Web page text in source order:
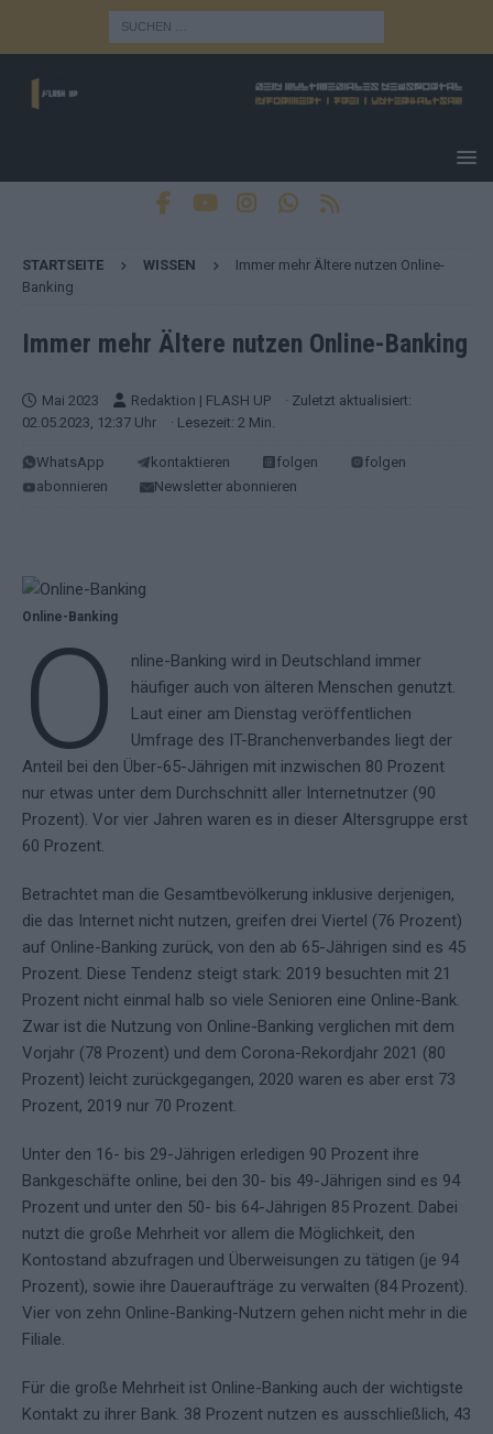
STARTSEITE WISSEN
Immer mehr Ältere nutzen Online-
Banking
Immer mehr Ältere nutzen Online-Banking
Mai 2023 Redaktion | FLASH UP
· Zuletzt aktualisiert:
02.05.2023, 12:37 Uhr
· Lesezeit: 2 Min.
WhatsApp kontaktieren folgen
folgen
abonnieren
Newsletter abonnieren
Online-Banking
O
nline-Banking wird in Deutschland immer
häufiger auch von älteren Menschen genutzt.
Laut einer am Dienstag veröffentlichen
Umfrage des IT-Branchenverbandes liegt der
Anteil bei den Über-65-Jährigen mit inzwischen 80 Prozent
nur etwas unter dem Durchschnitt aller Internetnutzer (90
Prozent). Vor vier Jahren waren es in dieser Altersgruppe erst
60 Prozent.
Betrachtet man die Gesamtbevölkerung inklusive derjenigen,
die das Internet nicht nutzen, greifen drei Viertel (76 Prozent)
auf Online-Banking zurück, von den ab 65-Jährigen sind es 45
Prozent. Diese Tendenz steigt stark: 2019 besuchten mit 21
Prozent nicht einmal halb so viele Senioren eine Online-Bank.
Zwar ist die Nutzung von Online-Banking verglichen mit dem
Vorjahr (78 Prozent) und dem Corona-Rekordjahr 2021 (80
Prozent) leicht zurückgegangen, 2020 waren es aber erst 73
Prozent, 2019 nur 70 Prozent.
Unter den 16- bis 29-Jährigen erledigen 90 Prozent ihre
Bankgeschäfte online, bei den 30- bis 49-Jährigen sind es 94
Prozent und unter den 50- bis 64-Jährigen 85 Prozent. Dabei
nutzt die große Mehrheit vor allem die Möglichkeit, den
Kontostand abzufragen und Überweisungen zu tätigen (je 94
Prozent), sowie ihre Daueraufträge zu verwalten (84 Prozent).
Vier von zehn Online-Banking-Nutzern gehen nicht mehr in die
Filiale.
Für die große Mehrheit ist Online-Banking auch der wichtigste
Kontakt zu ihrer Bank. 38 Prozent nutzen es ausschließlich, 43